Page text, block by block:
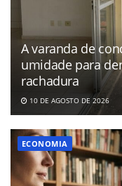
A varanda de
umidade para
rachadura
10 DE AGOSTO DE 2026
ECONOMIA